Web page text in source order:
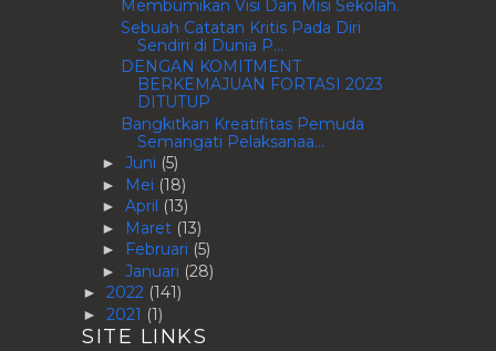
Membumikan Visi Dan Misi Sekolah.
Sebuah Catatan Kritis Pada Diri
Sendiri di Dunia P...
DENGAN KOMITMENT
BERKEMAJUAN FORTASI 2023
DITUTUP
Bangkitkan Kreatifitas Pemuda
Semangati Pelaksanaa...
► Juni (5)
► Mei (18)
► April (13)
► Maret (13)
► Februari (5)
► Januari (28)
► 2022 (141)
► 2021 (1)
SITE LINKS